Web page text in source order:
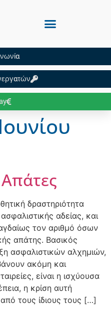
δραστηριότητα
αδείας, και
τον αριθμό όσων
απάτης. Βασικός
ασφαλιστικών αλχημιών,
ακόμη και
είναι η ισχύουσα
η κρίση αυτή
τους ίδιους τους […]